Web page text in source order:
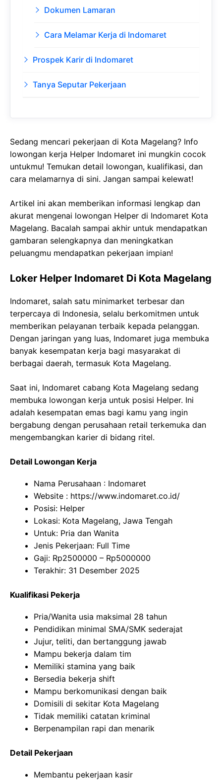
Dokumen Lamaran
Cara Melamar Kerja di Indomaret
Prospek Karir di Indomaret
Tanya Seputar Pekerjaan
Sedang mencari pekerjaan di Kota Magelang? Info
lowongan kerja Helper Indomaret ini mungkin cocok
untukmu! Temukan detail lowongan, kualifikasi, dan
cara melamarnya di sini. Jangan sampai kelewat!
Artikel ini akan memberikan informasi lengkap dan
akurat mengenai lowongan Helper di Indomaret Kota
Magelang. Bacalah sampai akhir untuk mendapatkan
gambaran selengkapnya dan meningkatkan
peluangmu mendapatkan pekerjaan impian!
Loker Helper Indomaret Di Kota Magelang
Indomaret, salah satu minimarket terbesar dan
terpercaya di Indonesia, selalu berkomitmen untuk
memberikan pelayanan terbaik kepada pelanggan.
Dengan jaringan yang luas, Indomaret juga membuka
banyak kesempatan kerja bagi masyarakat di
berbagai daerah, termasuk Kota Magelang.
Saat ini, Indomaret cabang Kota Magelang sedang
membuka lowongan kerja untuk posisi Helper. Ini
adalah kesempatan emas bagi kamu yang ingin
bergabung dengan perusahaan retail terkemuka dan
mengembangkan karier di bidang ritel.
Detail Lowongan Kerja
Nama Perusahaan : Indomaret
Website : https://www.indomaret.co.id/
Posisi: Helper
Lokasi: Kota Magelang, Jawa Tengah
Untuk: Pria dan Wanita
Jenis Pekerjaan: Full Time
Gaji: Rp2500000 – Rp5000000
Terakhir: 31 Desember 2025
Kualifikasi Pekerja
Pria/Wanita usia maksimal 28 tahun
Pendidikan minimal SMA/SMK sederajat
Jujur, teliti, dan bertanggung jawab
Mampu bekerja dalam tim
Memiliki stamina yang baik
Bersedia bekerja shift
Mampu berkomunikasi dengan baik
Domisili di sekitar Kota Magelang
Tidak memiliki catatan kriminal
Berpenampilan rapi dan menarik
Detail Pekerjaan
Membantu pekerjaan kasir